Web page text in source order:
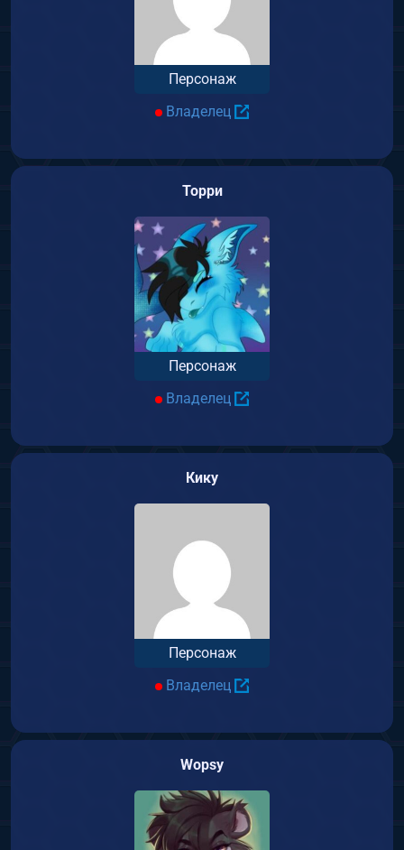
Персонаж
Владелец
Торри
Персонаж
Владелец
Кику
Персонаж
Владелец
Wopsy